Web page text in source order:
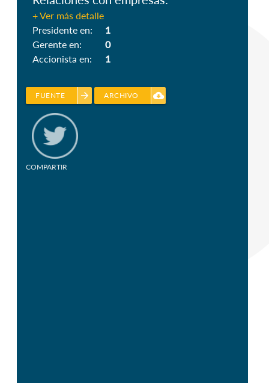
+ Ver más detalle
Presidente en:
Gerente en:
Accionista en:
1
0
1
arrow_forward
FUENTE cloud_download
ARCHIVO
COMPARTIR